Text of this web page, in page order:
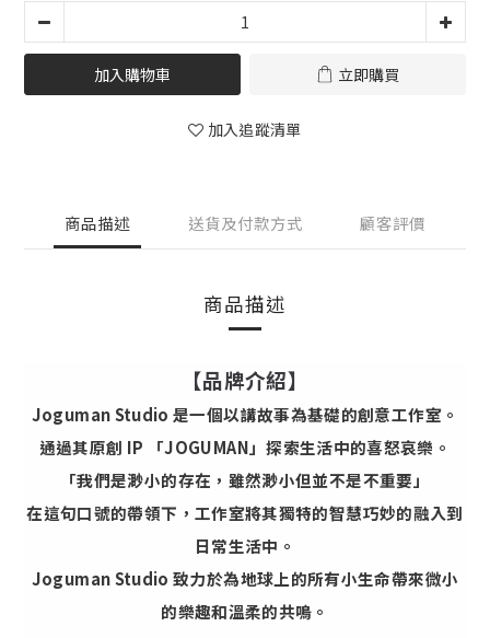
加入購物車 立即購買
加入追蹤清單
商品描述 送貨及付款方式 顧客評價
商品描述
【品牌介紹】
Joguman Studio 是一個以講故事為基礎的創意工作室。
通過其原創 IP 「JOGUMAN」探索生活中的喜怒哀樂。
「我們是渺小的存在，雖然渺小但並不是不重要」
在這句口號的帶領下，工作室將其獨特的智慧巧妙的融入到
日常生活中。
Joguman Studio 致力於為地球上的所有小生命帶來微小
的樂趣和溫柔的共鳴。